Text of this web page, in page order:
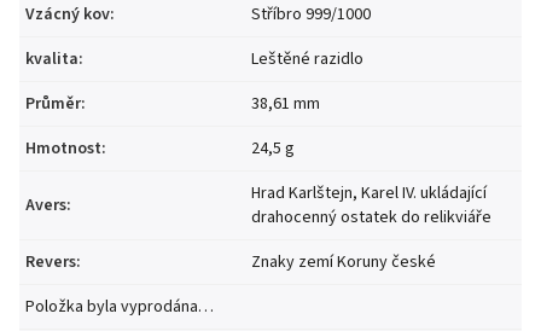
Vzácný kov:
Stříbro 999/1000
kvalita:
Leštěné razidlo
Průměr:
38,61 mm
Hmotnost: 24,5 g
Avers:
Hrad Karlštejn, Karel IV. ukládající
drahocenný ostatek do relikviáře
Revers:
Znaky zemí Koruny české
Položka byla vyprodána…